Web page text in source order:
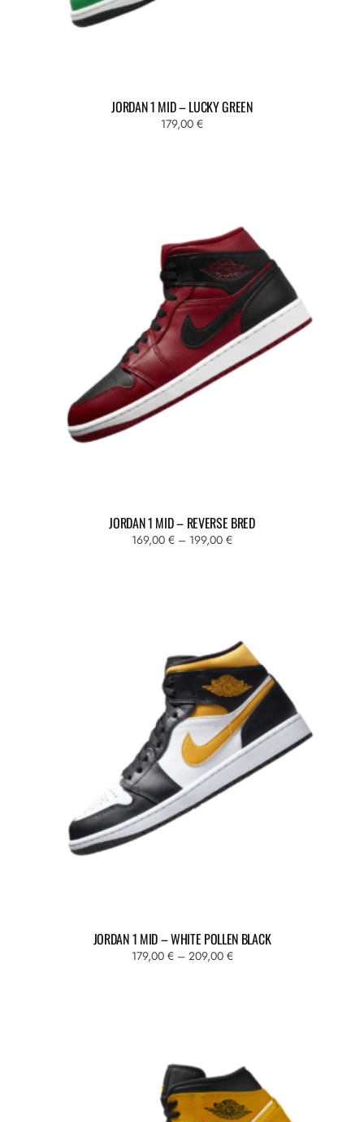
JORDAN 1 MID – LUCKY GREEN
179,00 €
JORDAN 1 MID – REVERSE BRED
169,00 € – 199,00 €Fascia
199,00 €
Le
opzioni
possono
essere
scelte
nella
pagina
del
prodotto
JORDAN 1 MID – WHITE POLLEN BLACK
179,00 € – 209,00 €Fascia
Le
opzioni
possono